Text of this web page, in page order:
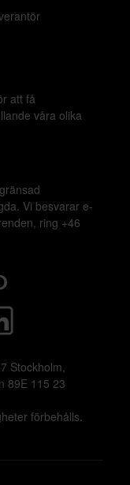
att få
våra olika
Vi besvarar e-
ring +46
Stockholm,
89E 115 23
förbehålls.